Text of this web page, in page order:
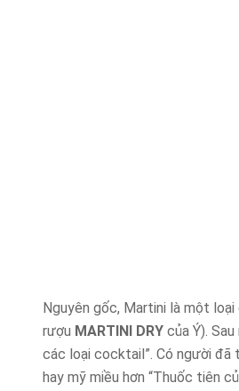
Nguyên gốc, Martini là một
rượu MARTINI DRY của Ý).
các loại cocktail”. Có người đã
hay mỹ miều hơn “Thuốc tiên